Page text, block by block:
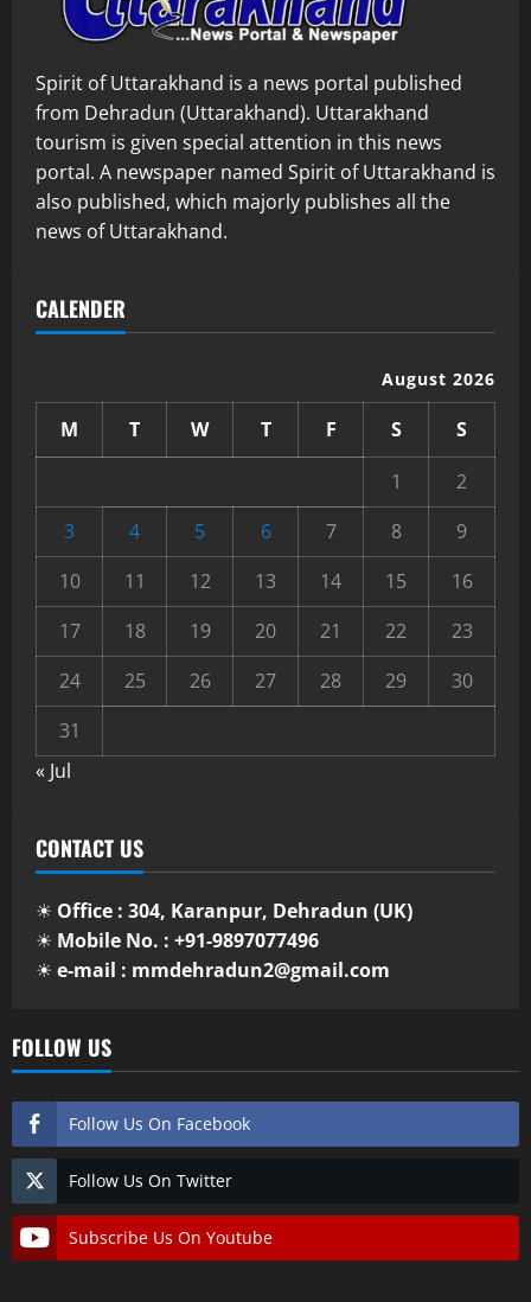
Spirit of Uttarakhand is a news portal published
from Dehradun (Uttarakhand). Uttarakhand
tourism is given special attention in this news
portal. A newspaper named Spirit of Uttarakhand is
also published, which majorly publishes all the
news of Uttarakhand.
CALENDER
August 2026
M T W T F S
S
1
2
3
4 5 6 7 8
9
10
11 12 13 14 15
16
17
18 19 20 21 22
23
24
25 26 27 28 29
30
31
« Jul
CONTACT US
☀ Office : 304, Karanpur, Dehradun (UK)
☀ Mobile No. : +91-9897077496
☀ e-mail : mmdehradun2@gmail.com
FOLLOW US
Follow Us On Facebook
Follow Us On Twitter
Subscribe Us On Youtube